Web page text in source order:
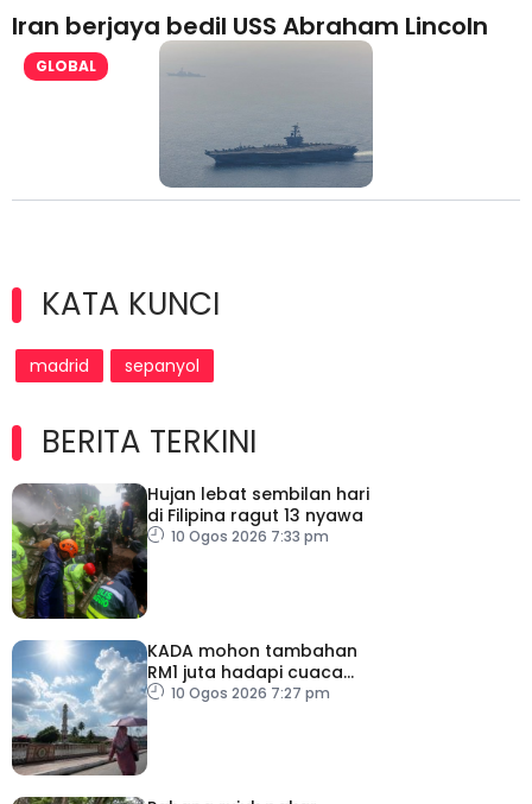
Iran berjaya bedil USS Abraham Lincoln
GLOBAL
KATA KUNCI
madrid sepanyol
BERITA TERKINI
Hujan lebat sembilan hari
di Filipina ragut 13 nyawa
10 Ogos 2026 7:33 pm
KADA mohon tambahan
RM1 juta hadapi cuaca
panas
10 Ogos 2026 7:27 pm